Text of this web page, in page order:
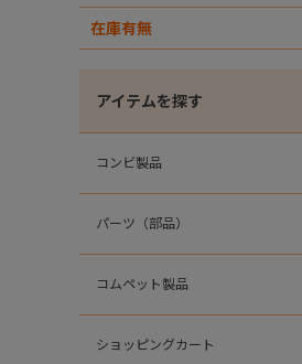
在庫有無
アイテムを探す
コンビ製品
パーツ（部品）
コムペット製品
ショッピングカート